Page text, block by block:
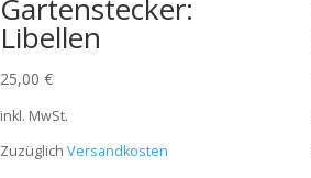
Gartenstecker:
Libellen
25,00€
inkl. MwSt.
ZuzüglichVersandkosten